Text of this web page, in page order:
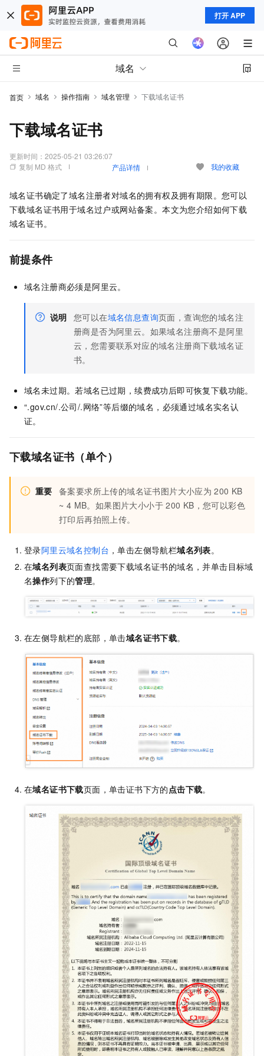
打开 APP
域名
首页 域名 操作指南 域名管理 下载域名证书
下载域名证书
更新时间： 2025-05-21 03:26:07
复制 MD 格式
产品详情 我的收藏
域名证书确定了域名注册者对域名的拥有权及拥有期限。您可以
下载域名证书用于域名过户或网站备案。本文为您介绍如何下载
域名证书。
前提条件
域名注册商必须是阿里云。
说明 您可以在域名信息查询页面，查询您的域名注
册商是否为阿里云。如果域名注册商不是阿里
云，您需要联系对应的域名注册商下载域名证
书。
域名未过期。若域名已过期，续费成功后即可恢复下载功能。
“.gov.cn/.公司/.网络”等后缀的域名，必须通过域名实名认
证。
下载域名证书（单个）
重要 备案要求所上传的域名证书图片大小应为 200 KB
~ 4 MB。如果图片大小小于 200 KB，您可以彩色
打印后再拍照上传。
登录阿里云域名控制台 ，单击左侧导航栏域名列表。
在域名列表页面查找需要下载域名证书的域名，并单击目标域
名操作列下的管理。
在左侧导航栏的底部，单击域名证书下载。
在域名证书下载页面，单击证书下方的 点击下载。